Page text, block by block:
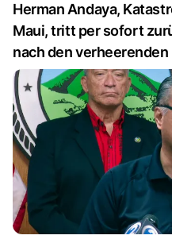
Herman Andaya,
Maui, tritt per sofort
nach den